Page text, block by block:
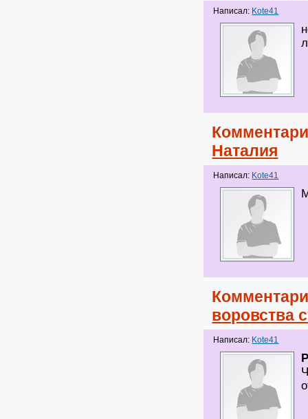
Написал: Kote41
Наталия
Написал: Kote41
воровства
Написал: Kote41